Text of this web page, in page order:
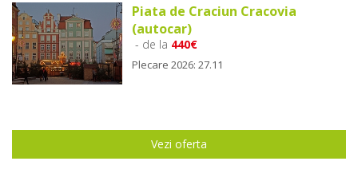
Piata de Craciun Cracovia
(autocar)
- de la 440€
Plecare 2026: 27.11
Vezi oferta